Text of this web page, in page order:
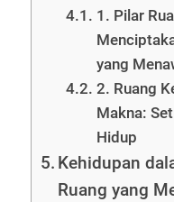
1. Pilar
yang
2. Ruang
Makna:
Hidup
Kehidupan
Ruang yang